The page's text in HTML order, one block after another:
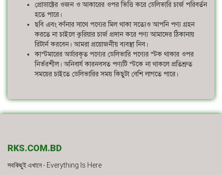
প্রোডাক্টের ওজন ও আকারের ওপর ভিত্তি করে ডেলিভারি চার্জ পরিবর্তন
হতে পারে।
ছবি এবং বর্ণনার সাথে পণ্যের মিল থাকা সত্যেও আপনি পণ্য গ্রহন
করতে না চাইলে কুরিয়ার চার্জ প্রদান করে পণ্য আমাদের ঠিকানায়
রিটার্ন করবেন। আমরা প্রয়োজনীয় ব্যবস্থা নিব।
কাস্টমারের অর্ডারকৃত পণ্যের ডেলিভারি পণ্যের স্টক থাকার ওপর
নির্ভরশীল। অনিবার্য কারনবসত পণ্যটি স্টকে না থাকলে প্রতিশ্রুত
সময়ের চাইতে ডেলিভারির সময় কিছুটা বেশি লাগতে পারে।
RKS.COM.BD
সবকিছুই এখানে - Everything Is Here